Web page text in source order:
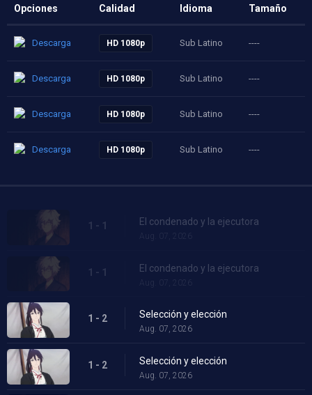
Opciones Calidad Idioma Tamaño
Descarga HD 1080p Sub Latino ----
Descarga HD 1080p Sub Latino ----
Descarga HD 1080p Sub Latino ----
Descarga HD 1080p Sub Latino ----
1 - 1 El condenado y la ejecutora
Aug. 07, 2026
1 - 1 El condenado y la ejecutora
Aug. 07, 2026
1 - 2 Selección y elección
Aug. 07, 2026
1 - 2 Selección y elección
Aug. 07, 2026